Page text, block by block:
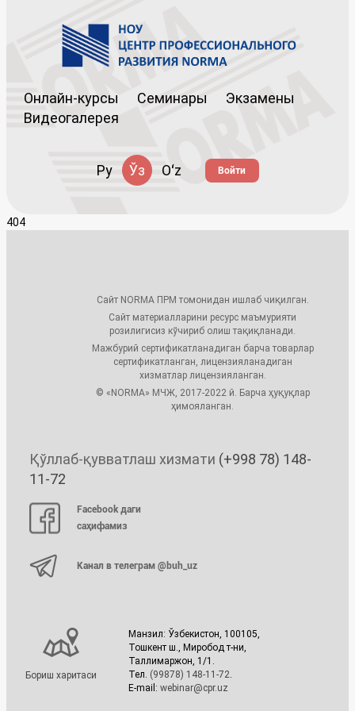
Онлайн-курсы Семинары
Экзамены
Видеогалерея
Ру Ўз Oʻz Войти
404
Сайт NORMA ПРМ томонидан ишлаб чиқилган.
Сайт материалларини ресурс маъмурияти
розилигисиз кўчириб олиш тақиқланади.
Мажбурий сертификатланадиган барча товарлар
сертификатланган, лицензияланадиган
хизматлар лицензияланган.
© «NORMA» МЧЖ, 2017-2022 й. Барча ҳуқуқлар
ҳимояланган.
Қўллаб-қувватлаш хизмати (+998 78) 148-
11-72
Facebook даги
саҳифамиз
Канал в телеграм @buh_uz
Бориш харитаси
Манзил: Ўзбекистон, 100105,
Тошкент ш., Миробод т-ни,
Таллимаржон, 1/1.
Тел. (99878) 148-11-72
E-mail: webinar@cpr.uz